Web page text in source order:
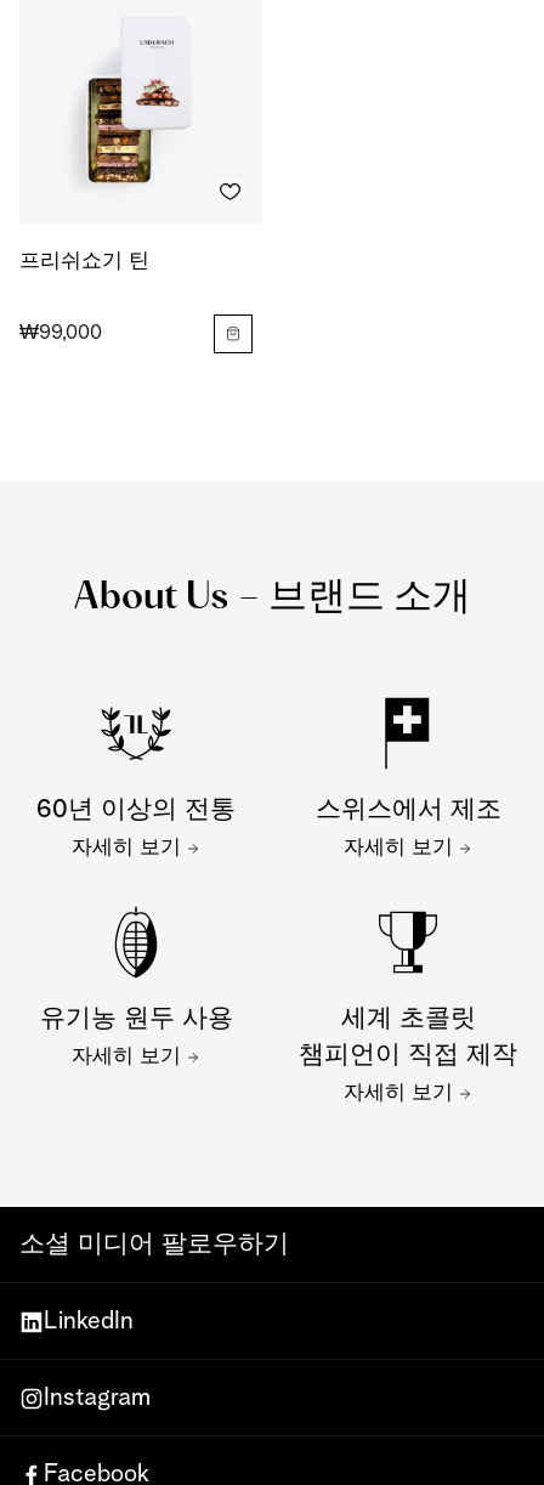
프리쉬쇼기 틴
₩99,000
About Us – 브랜드 소개
60년 이상의 전통
자세히 보기
스위스에서 제조
자세히 보기
유기농 원두 사용
자세히 보기
세계 초콜릿
챔피언이 직접 제작
자세히 보기
소셜 미디어 팔로우하기
LinkedIn
Instagram
Facebook